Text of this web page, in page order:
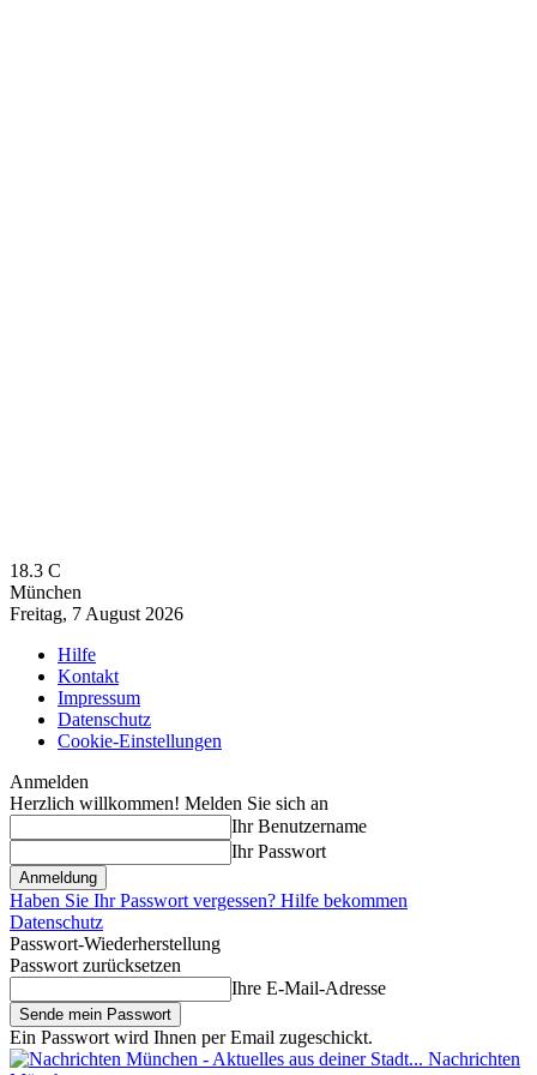
18.3 C
München
Freitag, 7 August 2026
Hilfe
Kontakt
Impressum
Datenschutz
Cookie-Einstellungen
Anmelden
Herzlich willkommen! Melden Sie sich an
Ihr Benutzername
Ihr Passwort
Haben Sie Ihr Passwort vergessen? Hilfe bekommen
Datenschutz
Passwort-Wiederherstellung
Passwort zurücksetzen
Ihre E-Mail-Adresse
Ein Passwort wird Ihnen per Email zugeschickt.
Nachrichten